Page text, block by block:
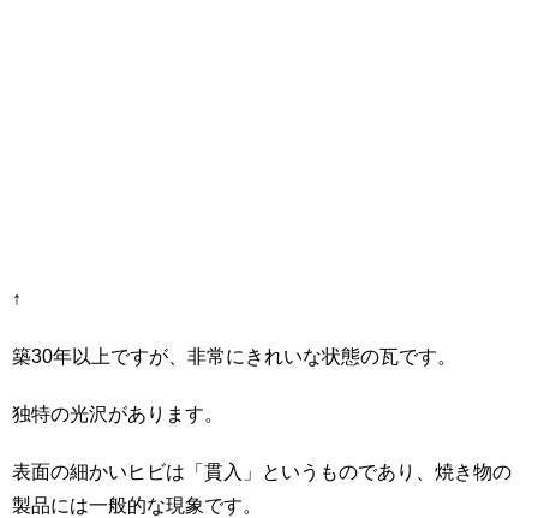
↑
築30年以上ですが、非常にきれいな状態の瓦です。
独特の光沢があります。
表面の細かいヒビは「貫入」というものであり、焼き物の
製品には一般的な現象です。